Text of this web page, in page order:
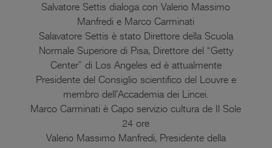
Salvatore Settis dialoga con Valerio Massimo
Manfredi e Marco Carminati
Salavatore Settis è stato Direttore della Scuola
Normale Superiore di Pisa, Direttore del “Getty
Center” di Los Angeles ed è attualmente
Presidente del Consiglio scientifico del Louvre e
membro dell’Accademia dei Lincei.
Marco Carminati è Capo servizio cultura de Il Sole
24 ore
Valerio Massimo Manfredi, Presidente della